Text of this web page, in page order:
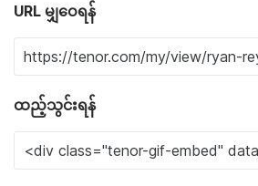
URL မျှဝေရန်
ထည့်သွင်းရန်